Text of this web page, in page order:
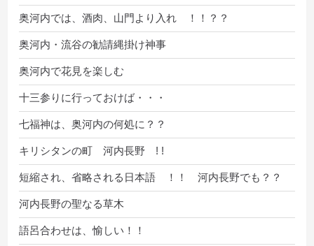
奥河内では、酒肉、山門より入れ ！！？？
奥河内・流谷の勧請縄掛け神事
奥河内で花見を楽しむ
十三参りに行っておけば・・・
七福神は、奥河内の何処に？？
キリシタンの町 河内長野 ! !
短縮され、省略される日本語 ！！ 河内長野でも？？
河内長野の聖なる草木
語呂合わせは、愉しい！！